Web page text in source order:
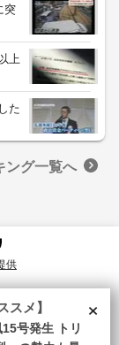
突
上
た
ング一覧へ
供
ツや広告配信を提供する
ーをご確認ください。
×
スメ】
15号発生 トリ